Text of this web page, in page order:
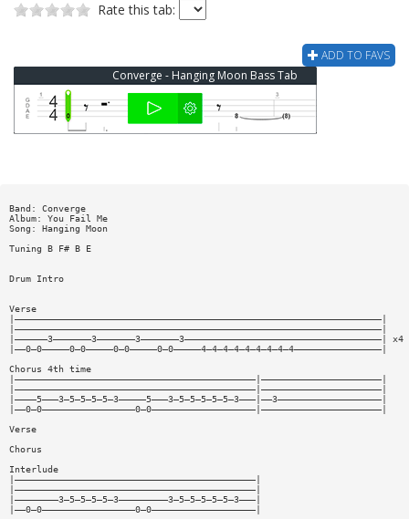
Rate this tab:
ADD TO FAVS
Converge - Hanging Moon Bass Tab
Band: Converge
Album: You Fail Me
Song: Hanging Moon
Tuning B F# B E
Drum Intro
Verse
|———————————————————————————————————————————————————————————————————|
|———————————————————————————————————————————————————————————————————|
|——————3———————3———————3———————3————————————————————————————————————| x4
|——0—0—————0—0—————0—0—————0—0—————4—4—4—4—4—4—4—4—4————————————————|
Chorus 4th time
|————————————————————————————————————————————|——————————————————————|
|————————————————————————————————————————————|——————————————————————|
|————5———3—5—5—5—5—3—————5———3—5—5—5—5—5—3———|——3———————————————————|
|——0—0—————————————————0—0———————————————————|——————————————————————|
Verse
Chorus
Interlude
|————————————————————————————————————————————|
|————————————————————————————————————————————|
|————————3—5—5—5—5—3—————————3—5—5—5—5—5—3———|
|——0—0—————————————————0—0———————————————————|